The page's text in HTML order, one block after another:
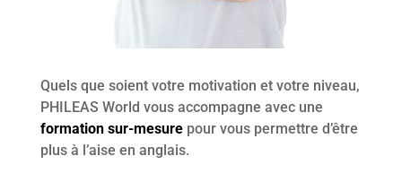
Quels que soient votre motivation et votre niveau,
PHILEAS World vous accompagne avec une
formation sur-mesurepour vous permettre d’être
plus à l’aise en anglais.